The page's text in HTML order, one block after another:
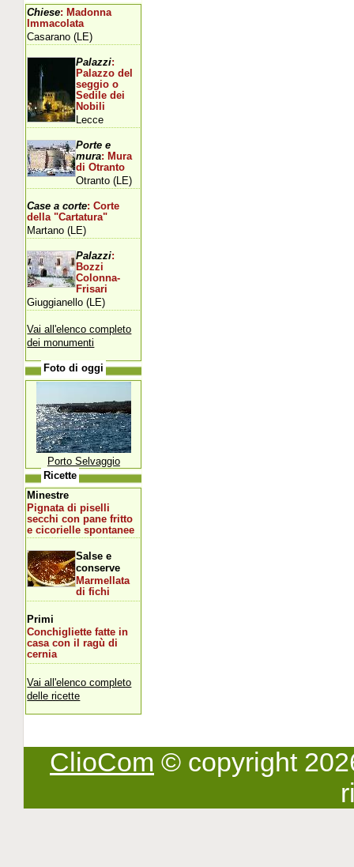
Chiese: Madonna
Immacolata
Casarano (LE)
Palazzi:
Palazzo del
seggio o
Sedile dei
Nobili
Lecce
Porte e
mura: Mura
di Otranto
Otranto (LE)
Case a corte: Corte
della "Cartatura"
Martano (LE)
Palazzi:
Bozzi
Colonna-
Frisari
Giuggianello (LE)
Vai all'elenco completo
dei monumenti
Foto di oggi
Porto Selvaggio
Ricette
Minestre
Pignata di piselli
secchi con pane fritto
e cicorielle spontanee
Salse e
conserve
Marmellata
di fichi
Primi
Conchigliette fatte in
casa con il ragù di
cernia
Vai all'elenco completo
delle ricette
ClioCom © copyright